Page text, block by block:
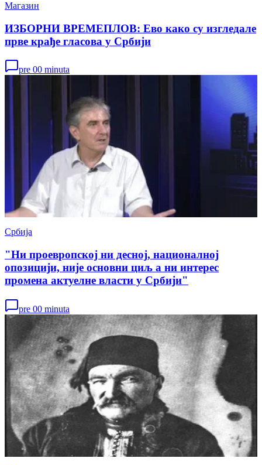
Магазин
ИЗБОРНИ ВРЕМЕПЛОВ: Ево како су изгледале
прве крађе гласова у Србији
pre 00 minuta
Србија
"Ни проевропској ни десној, националној
опозицији, није основни циљ а ни интерес
промена актуелне власти у Србији"
pre 00 minuta